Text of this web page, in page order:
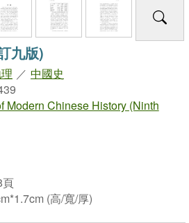
九版)
／ 中國史
Modern Chinese History (Ninth
(高/寬/厚)